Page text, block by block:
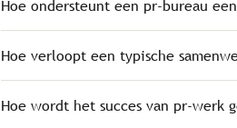
Hoe ondersteunt een pr-bureau
Hoe verloopt een typische
Hoe wordt het succes van pr-werk